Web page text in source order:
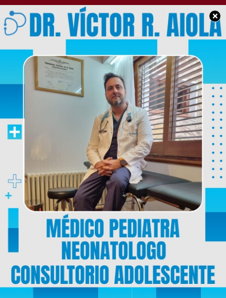
×
SOCIEDAD
Con presencia de
mujeres se desarrollo
capacitación para
conducir máquinas
viales